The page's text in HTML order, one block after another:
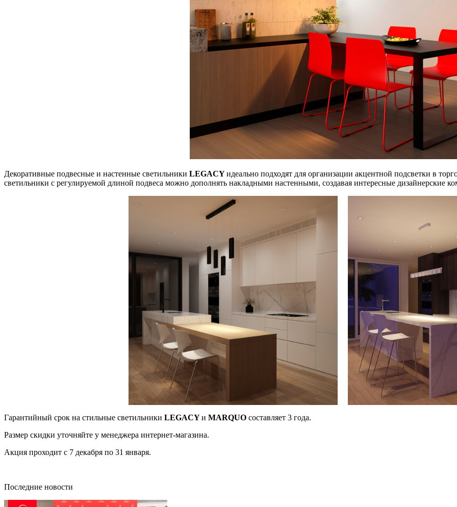
Декоративные подвесные и настенные светильники LEGACYидеально подходят для организации акцентной подсветки в
светильники с регулируемой длиной подвеса можно дополнять накладными настенными, создавая интересные дизайнерские
Гарантийный срок на стильные светильники LEGACYи MARQUO составляет 3 года.
Размер скидки уточняйте у менеджера интернет-магазина.
Акция проходит с 7 декабря по 31 января.
Последние новости